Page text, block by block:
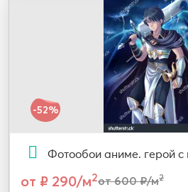
-52%
Фотообои аниме. герой с
от ₽ 290/м2от 600 ₽/м2